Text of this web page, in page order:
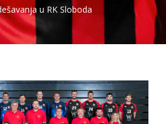
u RK Sloboda